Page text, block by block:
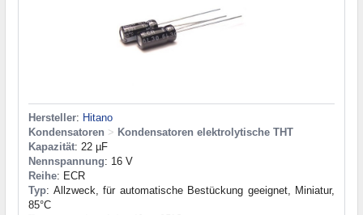
Hersteller: Hitano
Kondensatoren > Kondensatoren elektrolytische THT
Kapazität: 22 µF
Nennspannung: 16 V
Reihe: ECR
Typ: Allzweck, für automatische Bestückung geeignet, Miniatur,
85°C